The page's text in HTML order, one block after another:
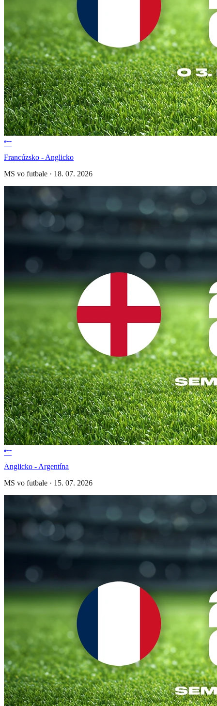
Francúzsko - Anglicko
MS vo futbale · 18. 07. 2026
Anglicko - Argentína
MS vo futbale · 15. 07. 2026